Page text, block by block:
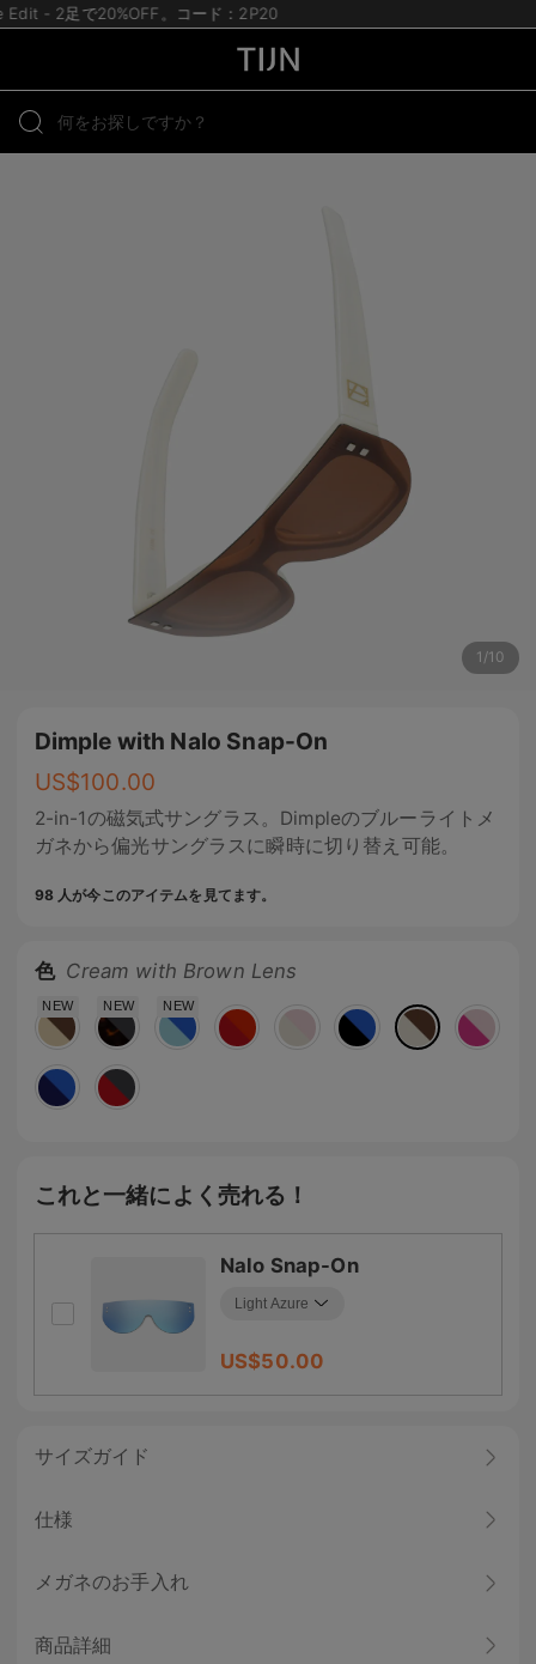
- 2足で20%OFF。コード：2P20
1 /10
Dimple with Nalo Snap-On
US$100.00
2-in-1の磁気式サングラス。Dimpleのブルーライトメ
ガネから偏光サングラスに瞬時に切り替え可能。
98 人が今このアイテムを見てます。
色 Cream with Brown Lens
NEW NEW NEW
これと一緒によく売れる！
Nalo Snap-On
US$50.00
サイズガイド
仕様
メガネのお手入れ
商品詳細